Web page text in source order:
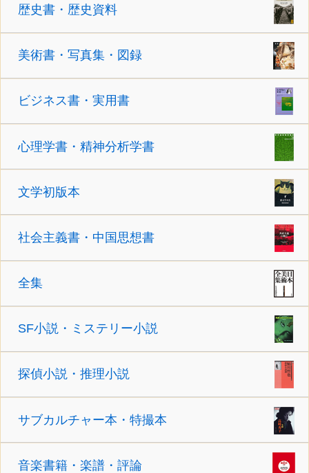
歴史書・歴史資料
美術書・写真集・図録
ビジネス書・実用書
心理学書・精神分析学書
文学初版本
社会主義書・中国思想書
全集
SF小説・ミステリー小説
探偵小説・推理小説
サブカルチャー本・特撮本
音楽書籍・楽譜・評論